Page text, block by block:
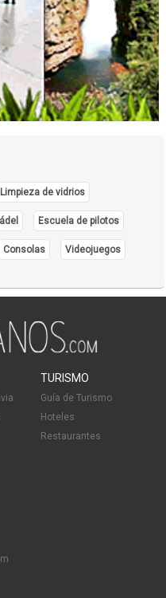
Limpieza de vidrios
Escuela de pilotos
Consolas Videojuegos
TURISMO
Guía de Turismo
Hoteles
Restaurantes